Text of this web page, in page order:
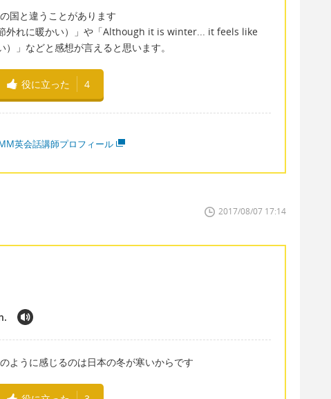
国と違うことがあります
外れに暖かい）」や「Although it is winter... it feels like
」などと感想が言えると思います。
役に立った 4
英会話講師プロフィール
2017/08/07 17:14
ように感じるのは日本の冬が寒いからです